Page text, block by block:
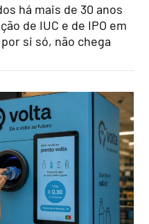
há mais de 30 anos
de IUC e de IPO em
si só, não chega